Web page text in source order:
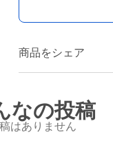
商品をシェア
なの投稿
はありません